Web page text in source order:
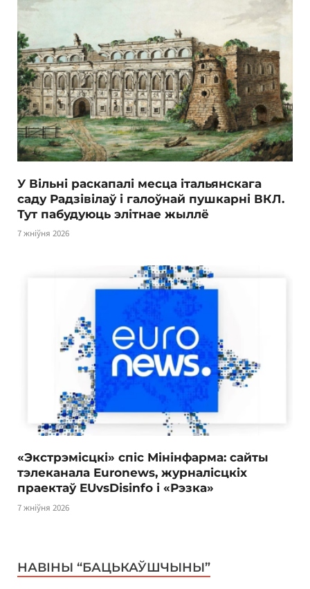
У Вільні раскапалі месца італьянскага
саду Радзівілаў і галоўнай пушкарні ВКЛ.
Тут пабудуюць элітнае жыллё
7 жніўня 2026
«Экстрэмісцкі» спіс Мінінфарма: сайты
тэлеканала Euronews, журналісцкіх
праектаў EUvsDisinfo і «Рэзка»
7 жніўня 2026
НАВІНЫ “БАЦЬКАЎШЧЫНЫ”